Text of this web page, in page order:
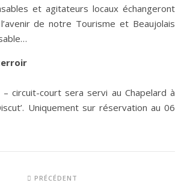
et agitateurs locaux échangeront
de notre Tourisme et Beaujolais
circuit-court sera servi au Chapelard à
Uniquement sur réservation au 06
PRÉCÉDENT